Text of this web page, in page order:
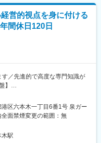
継続中
かり挑戦できる土壌がありま
チャレンジできる環境です。
成・確認
成
連結会計経験
の金融事業を横断しながら、
とができます。金融業界なら
・内部統制
、選考を通じて上下する可能
当を含めた表記です。
営的視点を身に付ける
間休日120日
す／先進的で高度な専門知識が
】
次、四半期、年次）
、銀行、証券、保険、投資フ
に加え、バイオ、仮想通貨関
します。
区六本木一丁目6番1号 泉ガー
面禁煙変更の範囲：無
駅